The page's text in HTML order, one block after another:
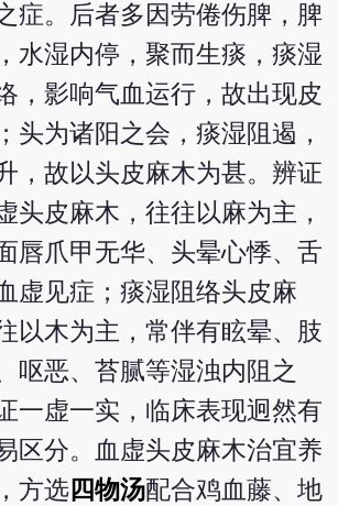
症。后者多因劳倦伤脾，脾
水湿内停，聚而生痰，痰湿
，影响气血运行，故出现皮
头为诸阳之会，痰湿阻遏，
，故以头皮麻木为甚。辨证
头皮麻木，往往以麻为主，
唇爪甲无华、头晕心悸、舌
虚见症；痰湿阻络头皮麻
以木为主，常伴有眩晕、肢
呕恶、苔腻等湿浊内阻之
一虚一实，临床表现迥然有
区分。血虚头皮麻木治宜养
方选 四物汤配合鸡血藤、地